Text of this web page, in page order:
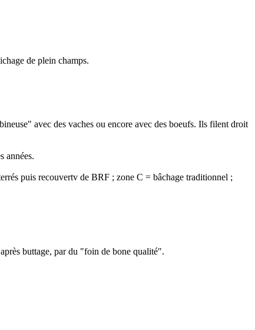
de plein champs.
avec des vaches ou encore avec des boeufs. Ils filent droit
années.
puis recouvertv de BRF ; zone C = bâchage traditionnel ;
buttage, par du "foin de bone qualité".